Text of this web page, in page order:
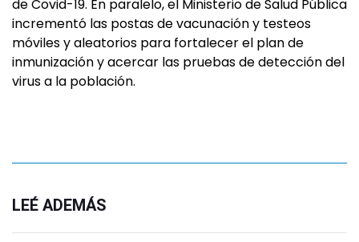
de Covid-19. En paralelo, el Ministerio de Salud Pública
incrementó las postas de vacunación y testeos
móviles y aleatorios para fortalecer el plan de
inmunización y acercar las pruebas de detección del
virus a la población.
LEÉ ADEMÁS